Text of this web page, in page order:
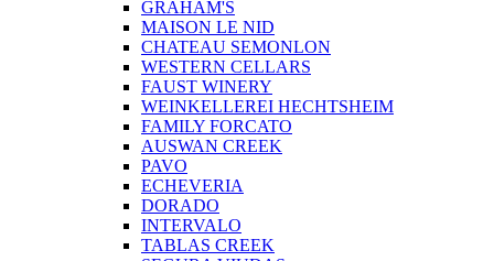
GRAHAM'S
MAISON LE NID
CHATEAU SEMONLON
WESTERN CELLARS
FAUST WINERY
WEINKELLEREI HECHTSHEIM
FAMILY FORCATO
AUSWAN CREEK
PAVO
ECHEVERIA
DORADO
INTERVALO
TABLAS CREEK